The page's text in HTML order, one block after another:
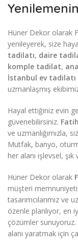
Hüner Dekor olarak
yenileyerek, size
tadilatı, daire
komple tadilat,
İstanbul ev tadilatı
uzmanlaşmış
Hayal ettiğiniz evin
güvenebilirsiniz.
ve uzmanlığımızla,
Mutfak, banyo,
her alanı işlevsel,
Hüner Dekor olarak
müşteri
tasarımcılarımız ve
özenle planlıyor, en
çözümler
alanı yaratmak için